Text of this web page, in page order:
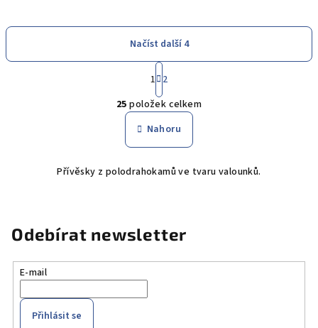
O
v
l
á
a
r
v
Načíst další 4
S
t
r
á
n
k
o
á
1 2
25 položek celkem
Nahoru
Přívěsky z polodrahokamů ve tvaru valounků.
Odebírat newsletter
E-mail
Přihlásit se